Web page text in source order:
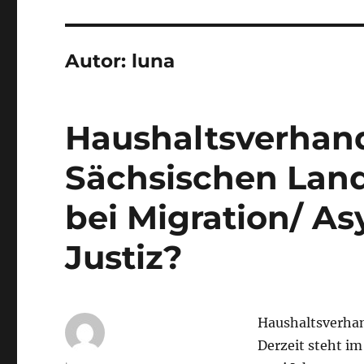
Autor: luna
Sächsischen
bei Migration/
Justiz?
Derzeit steht